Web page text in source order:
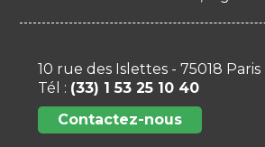
10 rue des Islettes - 75018 Paris
Tél : (33) 1 53 25 10 40
Contactez-nous